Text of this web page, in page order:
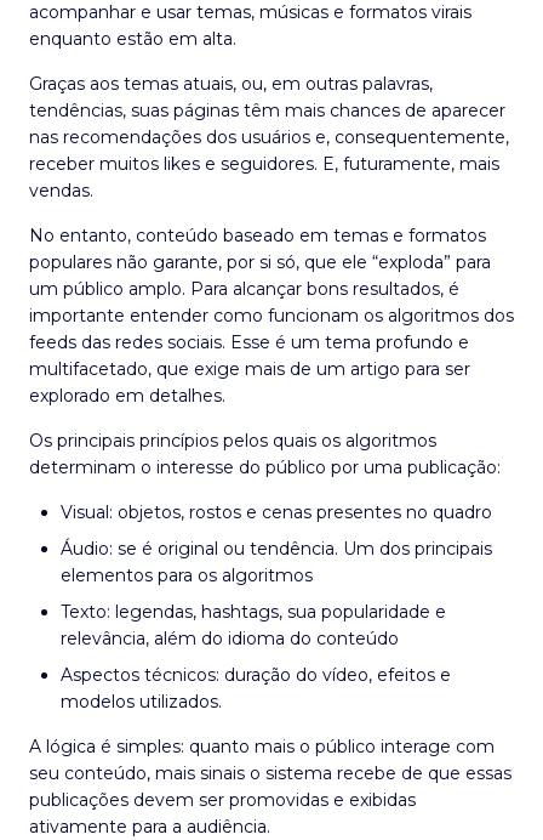
acompanhar e usar temas, músicas e formatos virais
enquanto estão em alta.
Graças aos temas atuais, ou, em outras palavras,
tendências, suas páginas têm mais chances de aparecer
nas recomendações dos usuários e, consequentemente,
receber muitos likes e seguidores. E, futuramente, mais
vendas.
No entanto, conteúdo baseado em temas e formatos
populares não garante, por si só, que ele “exploda” para
um público amplo. Para alcançar bons resultados, é
importante entender como funcionam os algoritmos dos
feeds das redes sociais. Esse é um tema profundo e
multifacetado, que exige mais de um artigo para ser
explorado em detalhes.
Os principais princípios pelos quais os algoritmos
determinam o interesse do público por uma publicação:
Visual: objetos, rostos e cenas presentes no quadro
Áudio: se é original ou tendência. Um dos principais
elementos para os algoritmos
Texto: legendas, hashtags, sua popularidade e
relevância, além do idioma do conteúdo
Aspectos técnicos: duração do vídeo, efeitos e
modelos utilizados.
A lógica é simples: quanto mais o público interage com
seu conteúdo, mais sinais o sistema recebe de que essas
publicações devem ser promovidas e exibidas
ativamente para a audiência.